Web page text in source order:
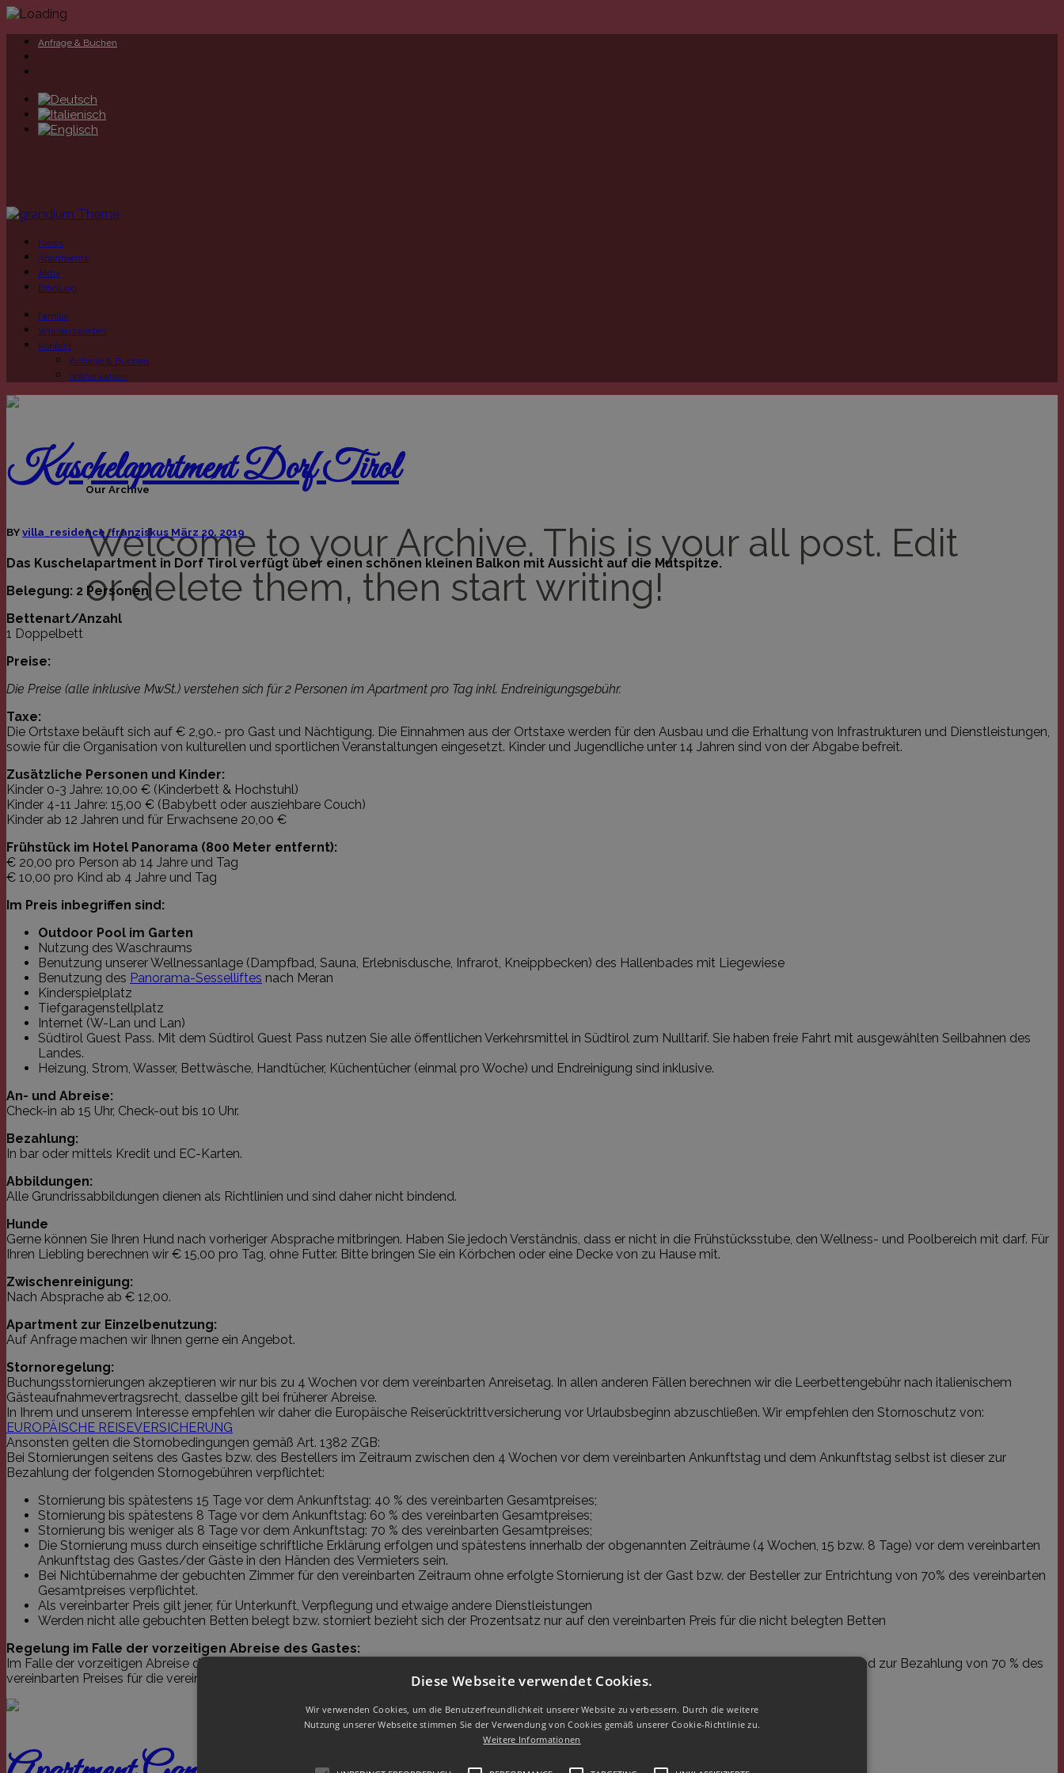
Anfrage & Buchen
News
Apartments
Aktiv
Erholung
Familie
Wissenswertes
Kontakt
Anfrage & Buchen
online zahlen
Our Archive
Welcome to your Archive. This is your all post. Edit
or delete them, then start writing!
Kuschelapartment Dorf Tirol
BY villa_residence_franziskus März 20, 2019
Das Kuschelapartment in Dorf Tirol verfügt über einen schönen kleinen Balkon mit Aussicht auf die Mutspitze.
Belegung: 2 Personen
Bettenart/Anzahl
1 Doppelbett
Preise:
Die Preise (alle inklusive MwSt.) verstehen sich für 2 Personen im Apartment pro Tag inkl. Endreinigungsgebühr.
Taxe:
Die Ortstaxe beläuft sich auf € 2,90.- pro Gast und Nächtigung. Die Einnahmen aus der Ortstaxe werden für den Ausbau und die Erhaltung von Infrastrukturen und Dienstleistungen,
sowie für die Organisation von kulturellen und sportlichen Veranstaltungen eingesetzt. Kinder und Jugendliche unter 14 Jahren sind von der Abgabe befreit.
Zusätzliche Personen und Kinder:
Kinder 0-3 Jahre: 10,00 € (Kinderbett & Hochstuhl)
Kinder 4-11 Jahre: 15,00 € (Babybett oder ausziehbare Couch)
Kinder ab 12 Jahren und für Erwachsene 20,00 €
Frühstück im Hotel Panorama (800 Meter entfernt):
€ 20,00 pro Person ab 14 Jahre und Tag
€ 10,00 pro Kind ab 4 Jahre und Tag
Im Preis inbegriffen sind:
Outdoor Pool im Garten
Nutzung des Waschraums
Benutzung unserer Wellnessanlage (Dampfbad, Sauna, Erlebnisdusche, Infrarot, Kneippbecken) des Hallenbades mit Liegewiese
Benutzung des Panorama-Sesselliftes nach Meran
Kinderspielplatz
Tiefgaragenstellplatz
Internet (W-Lan und Lan)
Südtirol Guest Pass. Mit dem Südtirol Guest Pass nutzen Sie alle öffentlichen Verkehrsmittel in Südtirol zum Nulltarif. Sie haben freie Fahrt mit ausgewählten Seilbahnen des
Landes.
Heizung, Strom, Wasser, Bettwäsche, Handtücher, Küchentücher (einmal pro Woche) und Endreinigung sind inklusive.
An- und Abreise:
Check-in ab 15 Uhr, Check-out bis 10 Uhr.
Bezahlung:
In bar oder mittels Kredit und EC-Karten.
Abbildungen:
Alle Grundrissabbildungen dienen als Richtlinien und sind daher nicht bindend.
Hunde
Gerne können Sie Ihren Hund nach vorheriger Absprache mitbringen. Haben Sie jedoch Verständnis, dass er nicht in die Frühstücksstube, den Wellness- und Poolbereich mit darf. Für
Ihren Liebling berechnen wir € 15,00 pro Tag, ohne Futter. Bitte bringen Sie ein Körbchen oder eine Decke von zu Hause mit.
Zwischenreinigung:
Nach Absprache ab € 12,00.
Apartment zur Einzelbenutzung:
Auf Anfrage machen wir Ihnen gerne ein Angebot.
Stornoregelung:
Buchungsstornierungen akzeptieren wir nur bis zu 4 Wochen vor dem vereinbarten Anreisetag. In allen anderen Fällen berechnen wir die Leerbettengebühr nach italienischem
Gästeaufnahmevertragsrecht, dasselbe gilt bei früherer Abreise.
In Ihrem und unserem Interesse empfehlen wir daher die Europäische Reiserücktrittversicherung vor Urlaubsbeginn abzuschließen. Wir empfehlen den Stornoschutz von:
EUROPÄISCHE REISEVERSICHERUNG
Ansonsten gelten die Stornobedingungen gemäß Art. 1382 ZGB:
Bei Stornierungen seitens des Gastes bzw. des Bestellers im Zeitraum zwischen den 4 Wochen vor dem vereinbarten Ankunftstag und dem Ankunftstag selbst ist dieser zur
Bezahlung der folgenden Stornogebühren verpflichtet:
Stornierung bis spätestens 15 Tage vor dem Ankunftstag: 40 % des vereinbarten Gesamtpreises;
Stornierung bis spätestens 8 Tage vor dem Ankunftstag: 60 % des vereinbarten Gesamtpreises;
Stornierung bis weniger als 8 Tage vor dem Ankunftstag: 70 % des vereinbarten Gesamtpreises;
Die Stornierung muss durch einseitige schriftliche Erklärung erfolgen und spätestens innerhalb der obgenannten Zeiträume (4 Wochen, 15 bzw. 8 Tage) vor dem vereinbarten
Ankunftstag des Gastes/der Gäste in den Händen des Vermieters sein.
Bei Nichtübernahme der gebuchten Zimmer für den vereinbarten Zeitraum ohne erfolgte Stornierung ist der Gast bzw. der Besteller zur Entrichtung von 70% des vereinbarten
Gesamtpreises verpflichtet.
Als vereinbarter Preis gilt jener, für Unterkunft, Verpflegung und etwaige andere Dienstleistungen
Werden nicht alle gebuchten Betten belegt bzw. storniert bezieht sich der Prozentsatz nur auf den vereinbarten Preis für die nicht belegten Betten
Regelung im Falle der vorzeitigen Abreise des Gastes:
Im Falle der vorzeitigen Abreise des Gastes/der Gäste ist dieser/sind diese bzw. der Besteller zur Bezahlung des Preises für die genossenen Tage und zur Bezahlung von 70 % des
vereinbarten Preises für die vereinbarten restlichen aber nicht in Anspruch genommenen Dienstleistungen verpflichtet.
Diese Webseite verwendet Cookies.
Wir verwenden Cookies, um die Benutzerfreundlichkeit unserer Website zu verbessern. Durch die weitere
Nutzung unserer Webseite stimmen Sie der Verwendung von Cookies gemäß unserer Cookie-Richtlinie zu.
Weitere Informationen